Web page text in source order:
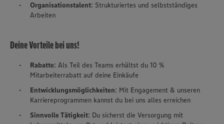
Organisationstalent: Strukturiertes und selbstständiges
Arbeiten
Deine Vorteile bei uns!
Rabatte: Als Teil des Teams erhältst du 10 %
Mitarbeiterrabatt auf deine Einkäufe
Entwicklungsmöglichkeiten: Mit Engagement & unseren
Karriereprogrammen kannst du bei uns alles erreichen
Sinnvolle Tätigkeit: Du sicherst die Versorgung mit